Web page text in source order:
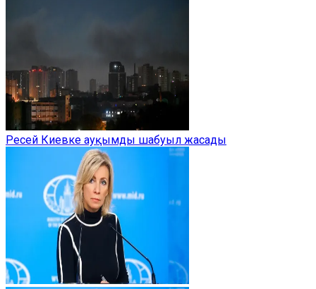
Ресей Киевке ауқымды шабуыл жасады